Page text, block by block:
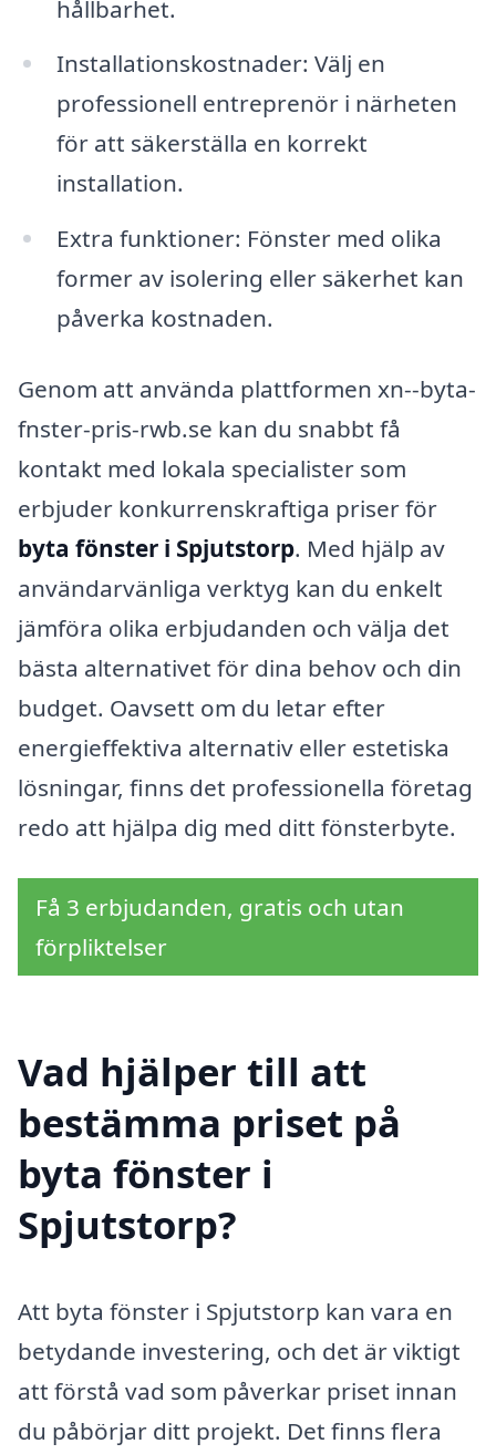
hållbarhet.
Installationskostnader: Välj en
professionell entreprenör i närheten
för att säkerställa en korrekt
installation.
Extra funktioner: Fönster med olika
former av isolering eller säkerhet kan
påverka kostnaden.
Genom att använda plattformen xn--byta-
fnster-pris-rwb.se kan du snabbt få
kontakt med lokala specialister som
erbjuder konkurrenskraftiga priser för
byta fönster i Spjutstorp. Med hjälp av
användarvänliga verktyg kan du enkelt
jämföra olika erbjudanden och välja det
bästa alternativet för dina behov och din
budget. Oavsett om du letar efter
energieffektiva alternativ eller estetiska
lösningar, finns det professionella företag
redo att hjälpa dig med ditt fönsterbyte.
Få 3 erbjudanden, gratis och utan
förpliktelser
Vad hjälper till att
bestämma priset på
byta fönster i
Spjutstorp?
Att byta fönster i Spjutstorp kan vara en
betydande investering, och det är viktigt
att förstå vad som påverkar priset innan
du påbörjar ditt projekt. Det finns flera